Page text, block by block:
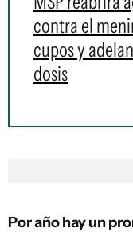
contra el
cupos y
dosis
Por año hay un